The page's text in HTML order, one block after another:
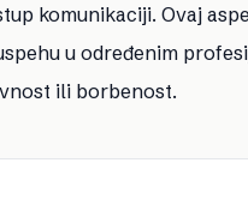
komunikaciji. Ovaj
u određenim
ili borbenost.